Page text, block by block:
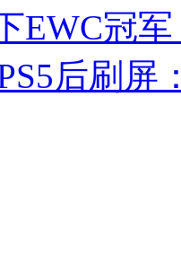
EWC冠
后刷屏